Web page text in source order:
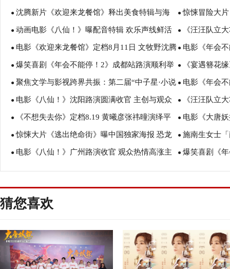
盛赞：“夯！” 诠释爱与宽恕
● 沈腾新片《欢迎来龙餐馆》释出美食特辑与海
报 烟火气中见人情温暖
●惊悚冒险大
瑟薇直面恐龙
● 动画电影《八仙！》曝配音特辑 欢乐声线鲜活
塑造凡人八仙群像
● 《汪汪队立
暑假亲子观影
● 电影《欢迎来龙餐馆》定档8月11日 文牧野沈腾
蒋奇明带中餐闯中东
● 电影《年会
场爆笑不停共
● 爆笑喜剧《年会不能停！2》成都站路演顺利举
行 张若昀白客爆笑整活走心输出
● 《宴遇簪花
美食
● 聚焦文学与影视跨界共振：第二届“中子星·小说
月报影视改编价值潜力榜”在盐城揭晓
● 电影《年会
创解读分享更
● 电影《八仙！》沈阳路演圆满收官 主创与观众
互赠“东北特色”惊喜
● 《汪汪队立
评如潮线下人
● 《不想失去你》定档8.19 黄曦彦张祎曈演绎平
凡生活里的光亮
● 电影《大唐
欢奇幻冒险！
●惊悚大片《逃出绝命街》曝中国独家海报 恐龙
步步紧逼压迫感拉满
● 施南生女士
思会今早举行
● 电影《八仙！》广州路演收官 观众热情高涨主
创收获“粤”式惊喜
● 爆笑喜剧《
成 花式整活走
猜您喜欢